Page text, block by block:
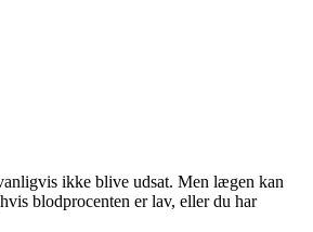
ikke blive udsat. Men lægen kan
blodprocenten er lav, eller du har